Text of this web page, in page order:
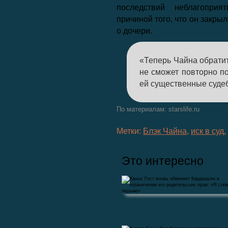
последствий
причиной того, что он
о дочери.
«Теперь Чайна
не сможет повторно
ей существенные
По материалам: starslife.ru
Метки: Блэк Чайна, иск в суд,
Это интересно
Канье Уэст вновь обвиняет Кардашьян в